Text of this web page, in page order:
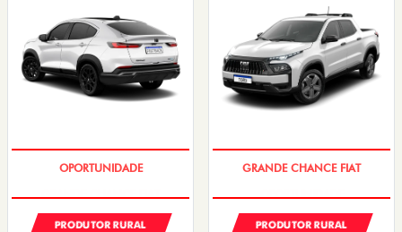
PRODUTOR RURAL
PRODUTOR RURAL